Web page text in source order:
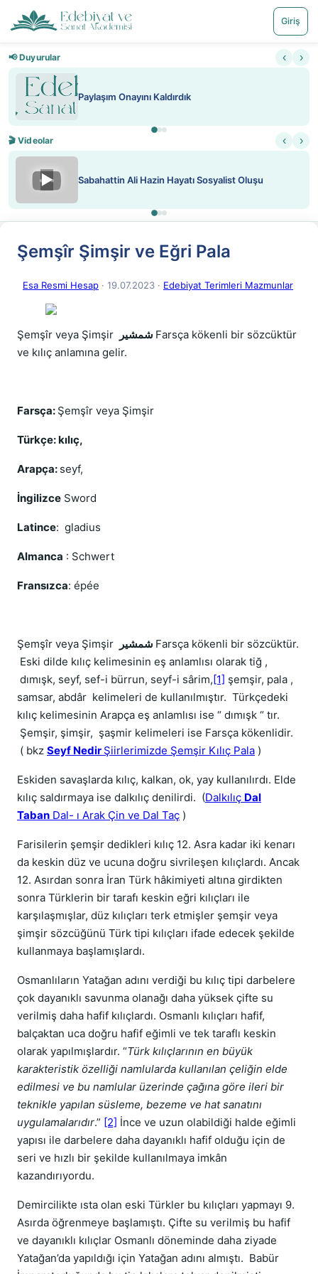
Giriş
📢 Duyurular ‹ ›
Paylaşım Onayını Kaldırdık
🎬 Videolar ‹ ›
▶ Sabahattin Ali Hazin Hayatı Sosyalist Oluşu
Şemşîr Şimşir ve Eğri Pala
Esa Resmi Hesap · 19.07.2023 · Edebiyat Terimleri Mazmunlar
Şemşîr veya Şimşir
Farsça kökenli bir sözcüktür
ve kılıç anlamına gelir.
Farsça: Şemşîr veya Şimşir
Türkçe: kılıç,
Arapça: seyf,
İngilizce Sword
Latince: gladius
Almanca : Schwert
Fransızca: épée
Şemşîr veya Şimşir
Farsça kökenli bir sözcüktür.
Eski dilde kılıç kelimesinin eş anlamlısı olarak tiğ ,
dımışk, seyf, sef-i bürrun, seyf-i sârim,[1] şemşir, pala ,
samsar, abdâr kelimeleri de kullanılmıştır. Türkçedeki
kılıç kelimesinin Arapça eş anlamlısı ise “ dımışk “ tır.
Şemşir, şimşir, şaşmir kelimeleri ise Farsça kökenlidir.
( bkz Seyf Nedir Şiirlerimizde Şemşir Kılıç Pala )
Eskiden savaşlarda kılıç, kalkan, ok, yay kullanılırdı. Elde
kılıç saldırmaya ise dalkılıç denilirdi. (Dalkılıç Dal
Taban Dal- ı Arak Çin ve Dal Taç )
Farisilerin şemşir dedikleri kılıç 12. Asra kadar iki kenarı
da keskin düz ve ucuna doğru sivrileşen kılıçlardı. Ancak
12. Asırdan sonra İran Türk hâkimiyeti altına girdikten
sonra Türklerin bir tarafı keskin eğri kılıçları ile
karşılaşmışlar, düz kılıçları terk etmişler şemşir veya
şimşir sözcüğünü Türk tipi kılıçları ifade edecek şekilde
kullanmaya başlamışlardı.
Osmanlıların Yatağan adını verdiği bu kılıç tipi darbelere
çok dayanıklı savunma olanağı daha yüksek çifte su
verilmiş daha hafif kılıçlardı. Osmanlı kılıçları hafif,
balçaktan uca doğru hafif eğimli ve tek taraflı keskin
olarak yapılmışlardır. “Türk kılıçlarının en büyük
karakteristik özelliği namlularda kullanılan çeliğin elde
edilmesi ve bu namlular üzerinde çağına göre ileri bir
teknikle yapılan süsleme, bezeme ve hat sanatını
uygulamalarıdır.” [2] İnce ve uzun olabildiği halde eğimli
yapısı ile darbelere daha dayanıklı hafif olduğu için de
seri ve hızlı bir şekilde kullanılmaya imkân
kazandırıyordu.
Demircilikte ısta olan eski Türkler bu kılıçları yapmayı 9.
Asırda öğrenmeye başlamıştı. Çifte su verilmiş bu hafif
ve dayanıklı kılıçlar Osmanlı döneminde daha ziyade
Yatağan’da yapıldığı için Yatağan adını almıştı. Babür